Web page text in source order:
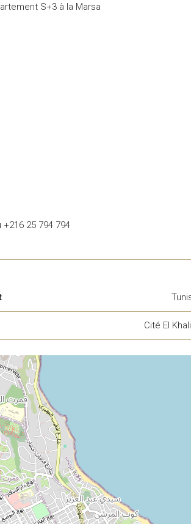
S+3 à la Marsa
25 794 794
Cité El